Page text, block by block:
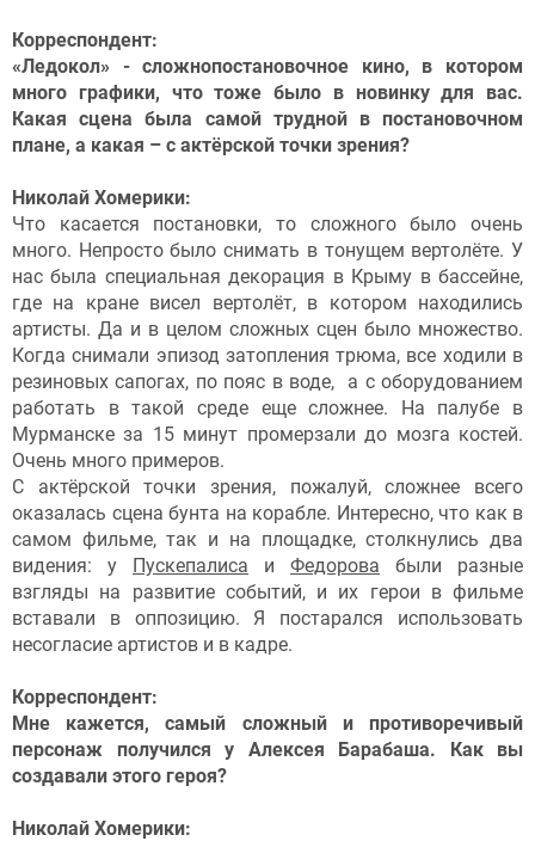
Корреспондент:
«Ледокол» - сложнопостановочное кино, в котором
много графики, что тоже было в новинку для вас.
Какая сцена была самой трудной в постановочном
плане, а какая – с актёрской точки зрения?
Николай Хомерики:
Что касается постановки, то сложного было очень
много. Непросто было снимать в тонущем вертолёте. У
нас была специальная декорация в Крыму в бассейне,
где на кране висел вертолёт, в котором находились
артисты. Да и в целом сложных сцен было множество.
Когда снимали эпизод затопления трюма, все ходили в
резиновых сапогах, по пояс в воде, а с оборудованием
работать в такой среде еще сложнее. На палубе в
Мурманске за 15 минут промерзали до мозга костей.
Очень много примеров.
С актёрской точки зрения, пожалуй, сложнее всего
оказалась сцена бунта на корабле. Интересно, что как в
самом фильме, так и на площадке, столкнулись два
видения: у Пускепалиса и Федорова были разные
взгляды на развитие событий, и их герои в фильме
вставали в оппозицию. Я постарался использовать
несогласие артистов и в кадре.
Корреспондент:
Мне кажется, самый сложный и противоречивый
персонаж получился у Алексея Барабаша. Как вы
создавали этого героя?
Николай Хомерики: